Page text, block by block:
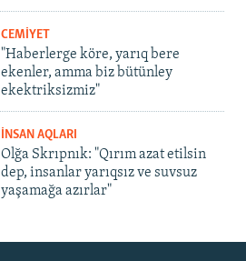
CEMİYET
"Haberlerge köre, yarıq bere
ekenler, amma biz bütünley
ekektriksizmiz"
İNSAN AQLARI
Olğa Skrıpnık: "Qırım azat etilsin
dep, insanlar yarıqsız ve suvsuz
yaşamağa azırlar"